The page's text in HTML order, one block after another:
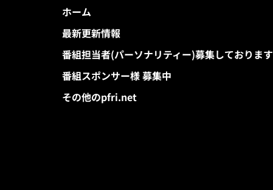
ホーム
最新更新情報
番組担当者(パーソナリティー)募集しております
番組スポンサー様 募集中
その他のpfri.net